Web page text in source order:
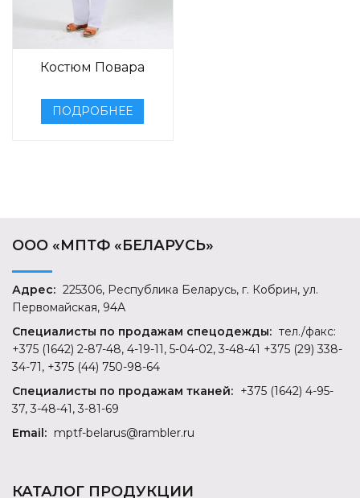
Костюм Повара
ПОДРОБНЕЕ
ООО «МПТФ «БЕЛАРУСЬ»
Адрес: 225306, Республика Беларусь, г. Кобрин, ул.
Первомайская, 94А
Специалисты по продажам спецодежды: тел./факс:
+375 (1642) 2-87-48, 4-19-11, 5-04-02, 3-48-41 +375 (29) 338-
34-71, +375 (44) 750-98-64
Специалисты по продажам тканей: +375 (1642) 4-95-
37, 3-48-41, 3-81-69
Email: mptf-belarus@rambler.ru
КАТАЛОГ ПРОДУКЦИИ